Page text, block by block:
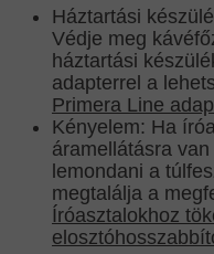
Háztartási
Védje meg
háztartási
adapterrel a
Primera Line
Kényelem: Ha
áramellátásra
lemondani a
megtalálja a
Íróasztalokhoz